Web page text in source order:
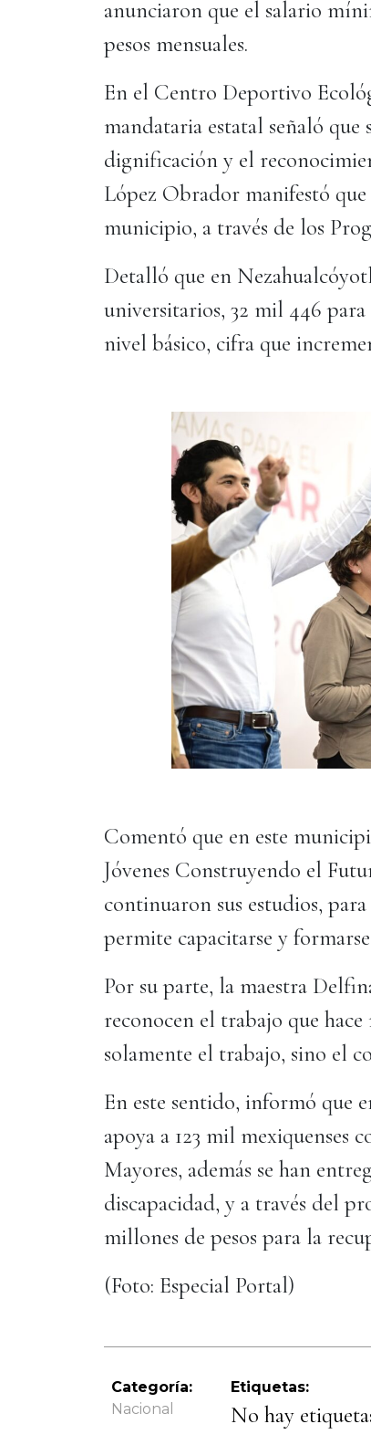
anunciaron que el salario
pesos mensuales.
En el Centro Deportivo
mandataria estatal señaló que
dignificación y el
López Obrador manifestó
municipio, a través de los
Detalló que en
universitarios, 32 mil 446
nivel básico, cifra que
Comentó que en este
Jóvenes Construyendo el
continuaron sus estudios,
permite capacitarse y
Por su parte, la maestra
reconocen el trabajo que
solamente el trabajo, sino el
En este sentido, informó que
apoya a 123 mil mexiquenses
Mayores, además se han
discapacidad, y a través del
millones de pesos para la
(Foto: Especial Portal)
Categoría:
Nacional
Etiquetas:
No hay